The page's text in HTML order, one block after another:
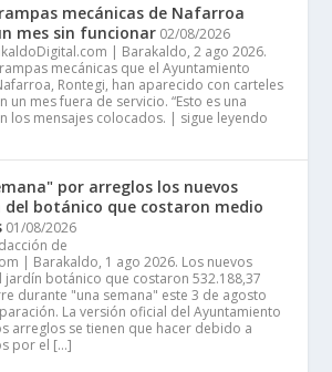
mecánicas de Nafarroa
mes sin funcionar 02/08/2026
| Barakaldo, 2 ago 2026.
mecánicas que el Ayuntamiento
Rontegi, han aparecido con carteles
un mes fuera de servicio. “Esto es una
los mensajes colocados. | sigue leyendo
por arreglos los nuevos
del botánico que costaron medio
01/08/2026
de
| Barakaldo, 1 ago 2026. Los nuevos
jardín botánico que costaron 532.188,37
durante "una semana" este 3 de agosto
La versión oficial del Ayuntamiento
arreglos se tienen que hacer debido a
por el […]